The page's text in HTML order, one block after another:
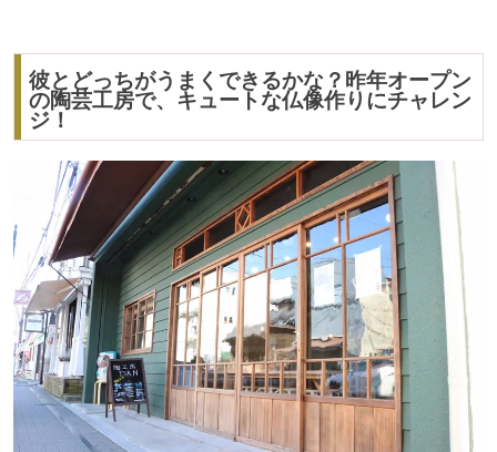
彼とどっちがうまくできるかな？昨年オープン
の陶芸工房で、キュートな仏像作りにチャレン
ジ！